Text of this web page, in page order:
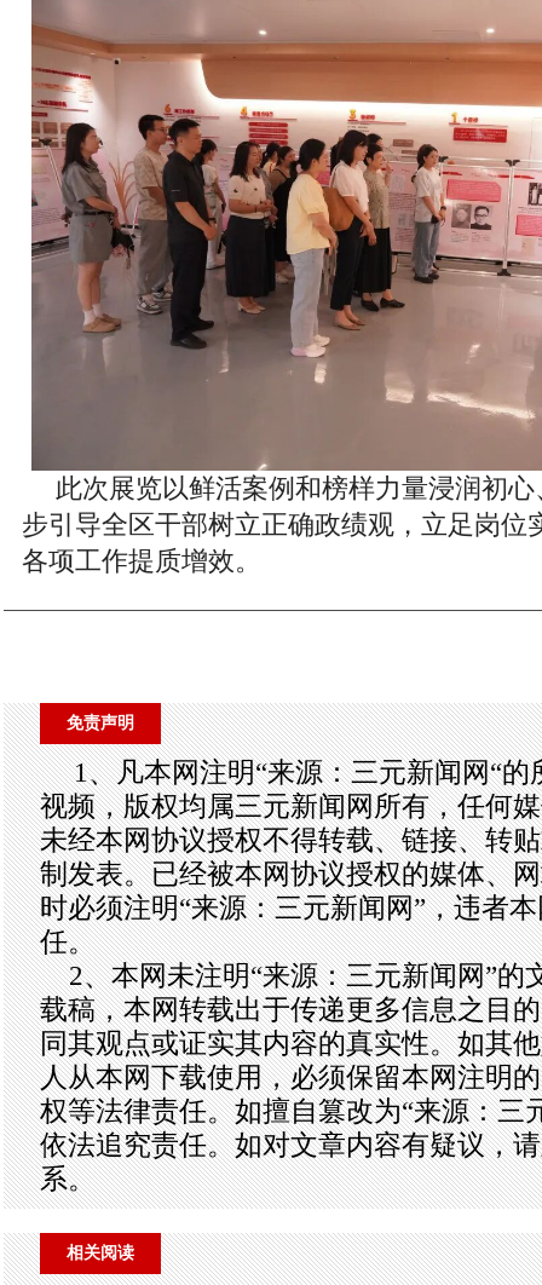
此次展览以鲜活案例和榜样力量浸润初
步引导全区干部树立正确政绩观，立足岗位
各项工作提质增效。
免责声明
1、凡本网注明“来源：三元新闻网“
视频，版权均属三元新闻网所有，任何
未经本网协议授权不得转载、链接、转
制发表。已经被本网协议授权的媒体、
时必须注明“来源：三元新闻网”，违者
任。
2、本网未注明“来源：三元新闻网”的
载稿，本网转载出于传递更多信息之目
同其观点或证实其内容的真实性。如其
人从本网下载使用，必须保留本网注明
权等法律责任。如擅自篡改为“来源：三
依法追究责任。如对文章内容有疑议，
系。
相关阅读